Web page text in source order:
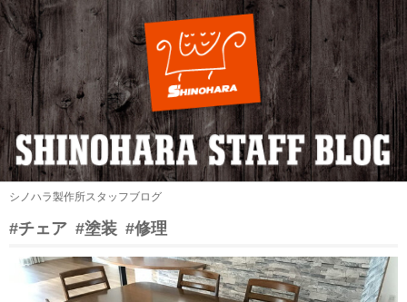
シノハラ製作所スタッフブログ
#チェア #塗装 #修理